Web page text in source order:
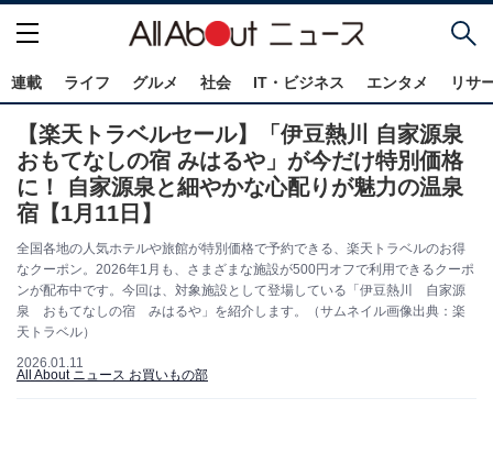
連載 ライフ グルメ 社会 IT・ビジネス エンタメ リサ
【楽天トラベルセール】「伊豆熱川 自家源泉
おもてなしの宿 みはるや」が今だけ特別価格
に！ 自家源泉と細やかな心配りが魅力の温泉
宿【1月11日】
全国各地の人気ホテルや旅館が特別価格で予約できる、楽天トラベルのお得
なクーポン。2026年1月も、さまざまな施設が500円オフで利用できるクーポ
ンが配布中です。今回は、対象施設として登場している「伊豆熱川 自家源
泉 おもてなしの宿 みはるや」を紹介します。（サムネイル画像出典：楽
天トラベル）
2026.01.11
All About ニュース お買いもの部